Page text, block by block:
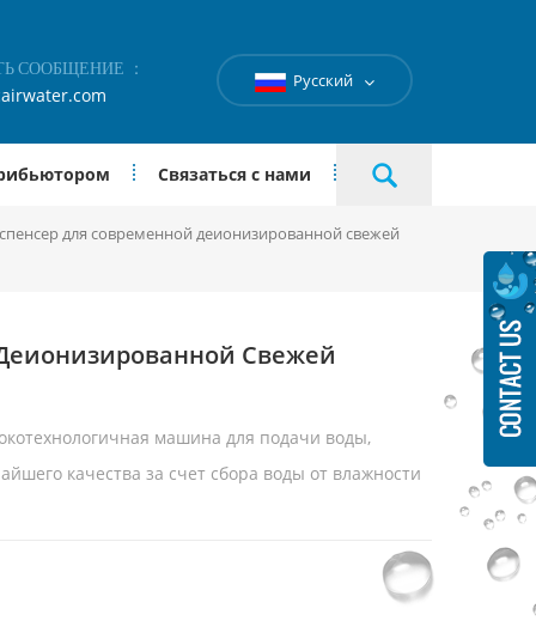
СООБЩЕНИЕ ：
Русский
Связаться с нами
для современной деионизированной свежей
Свежей
машина для подачи воды,
качества за счет сбора воды от влажности